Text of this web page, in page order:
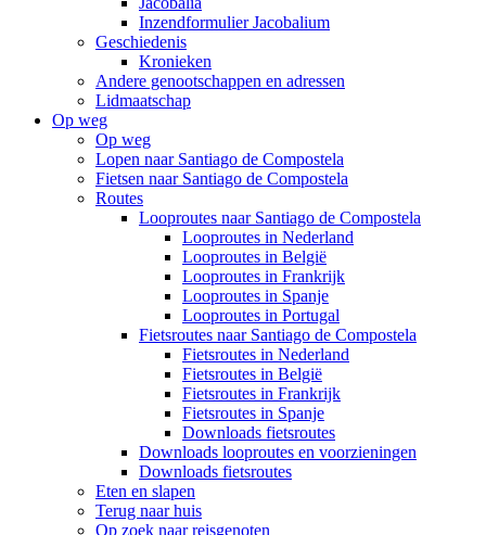
Inzendformulier Jacobalium
Geschiedenis
Kronieken
Andere genootschappen en adressen
Lidmaatschap
Op weg
Op weg
Lopen naar Santiago de Compostela
Fietsen naar Santiago de Compostela
Routes
Looproutes naar Santiago de Compostela
Looproutes in Nederland
Looproutes in België
Looproutes in Frankrijk
Looproutes in Spanje
Looproutes in Portugal
Fietsroutes naar Santiago de Compostela
Fietsroutes in Nederland
Fietsroutes in België
Fietsroutes in Frankrijk
Fietsroutes in Spanje
Downloads fietsroutes
Downloads looproutes en voorzieningen
Downloads fietsroutes
Eten en slapen
Terug naar huis
Op zoek naar reisgenoten